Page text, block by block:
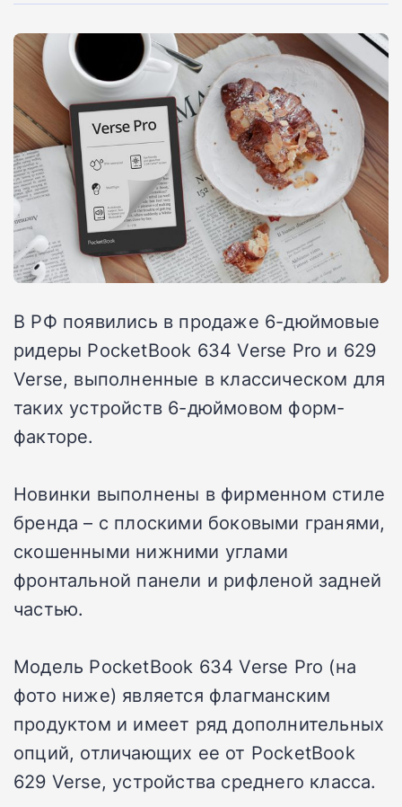
В РФ появились в продаже 6-дюймовые
ридеры PocketBook 634 Verse Pro и 629
Verse, выполненные в классическом для
таких устройств 6-дюймовом форм-
факторе.
Новинки выполнены в фирменном стиле
бренда – с плоскими боковыми гранями,
скошенными нижними углами
фронтальной панели и рифленой задней
частью.
Модель PocketBook 634 Verse Pro (на
фото ниже) является флагманским
продуктом и имеет ряд дополнительных
опций, отличающих ее от PocketBook
629 Verse, устройства среднего класса.